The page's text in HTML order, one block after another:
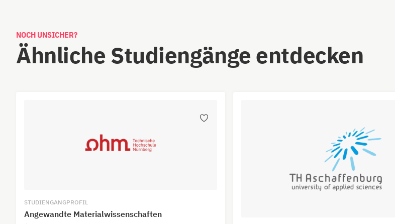
NOCH UNSICHER?
Ähnliche Studiengänge entdecken
STUDIENGANGPROFIL
Angewandte Materialwissenschaften